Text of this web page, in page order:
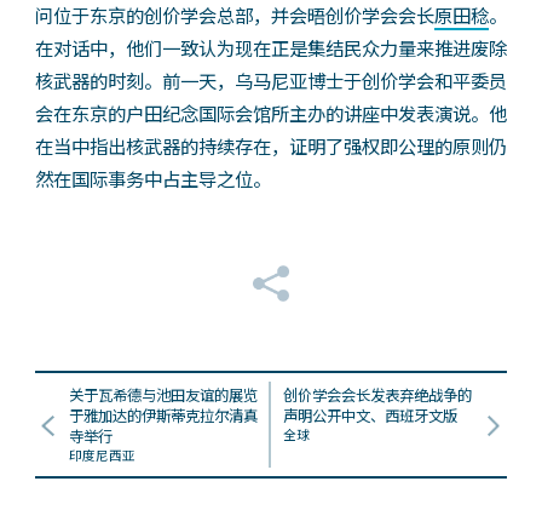
问位于东京的创价学会总部，并会晤创价学会会长原田稔。
在对话中，他们一致认为现在正是集结民众力量来推进废除
核武器的时刻。前一天，乌马尼亚博士于创价学会和平委员
会在东京的户田纪念国际会馆所主办的讲座中发表演说。他
在当中指出核武器的持续存在，证明了强权即公理的原则仍
然在国际事务中占主导之位。
关于瓦希德与池田友谊的展览
于雅加达的伊斯蒂克拉尔清真
寺举行
印度尼西亚
创价学会会长发表弃绝战争的
声明公开中文、西班牙文版
全球